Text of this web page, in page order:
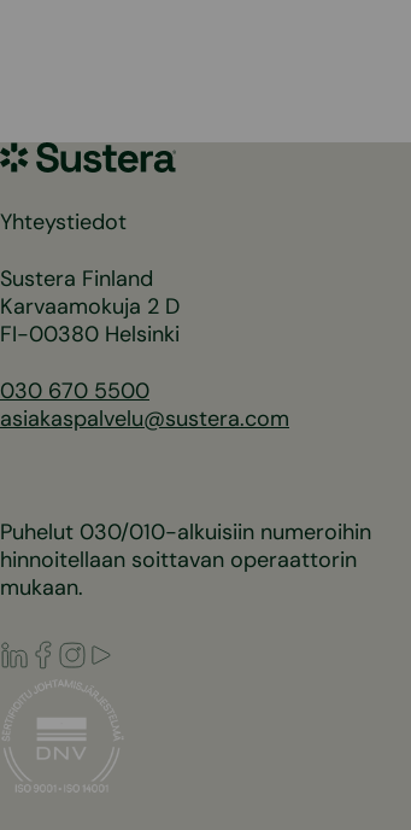
Sustera
Yhteystiedot
Sustera Finland
Karvaamokuja 2 D
FI-00380 Helsinki
030 670 5500
asiakaspalvelu@sustera.com
Puhelut 030/010-alkuisiin numeroihin
hinnoitellaan soittavan operaattorin
mukaan.
LinkedIn
Facebook
Instagram